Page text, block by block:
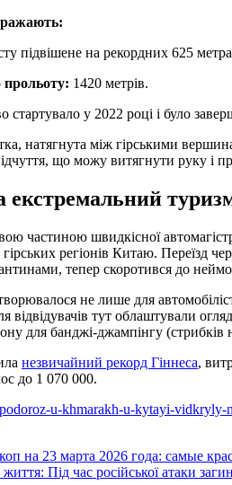
підвішене на рекордних 625
прольоту: 1420 метрів.
стартувало у 2022 році і було
натягнута між гірськими
що можу витягнути руку і
екстремальний
частиною швидкісної
регіонів Китаю. Переїзд
тепер скоротився до
не лише для
тут облаштували
для банджі-джампінгу
незвичайний рекорд Гіннеса,
до 1 070 000.
u-khmarakh-u-kytayi-
на 23 марта 2026 года: самые
Під час російської атаки